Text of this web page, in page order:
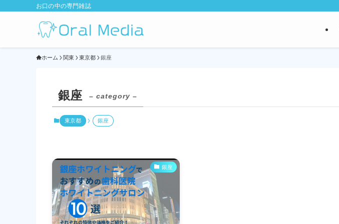
お口の中の専門雑誌
ホーム 関東 東京都 銀座
銀座 – category –
東京都 銀座
銀座